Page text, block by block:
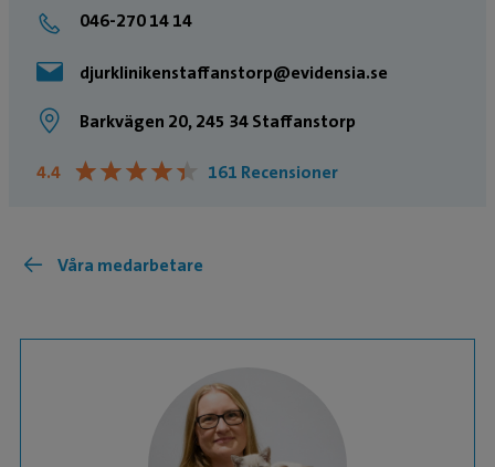
046-270 14 14
djurklinikenstaffanstorp@evidensia.se
Barkvägen 20, 245 34 Staffanstorp
4.4 ★★★★★
★★★★★ 161 Recensioner
Våra medarbetare